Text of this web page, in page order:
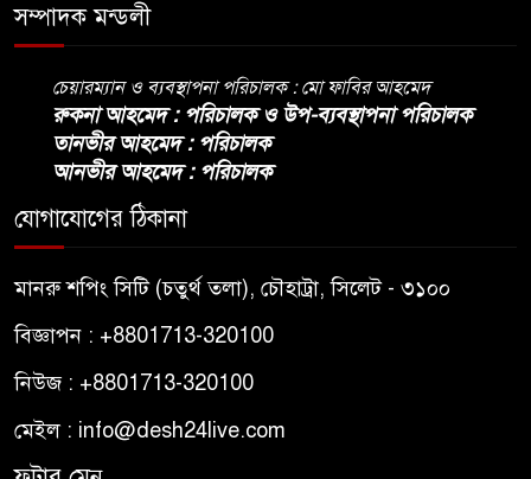
সম্পাদক মন্ডলী
চেয়ারম্যান ও ব্যবস্থাপনা পরিচালক : মো ফাবির আহমেদ
রুকনা আহমেদ : পরিচালক ও উপ-ব্যবস্থাপনা পরিচালক
তানভীর আহমেদ : পরিচালক
আনভীর আহমেদ : পরিচালক
যোগাযোগের ঠিকানা
মানরু শপিং সিটি (চতুর্থ তলা), চৌহাট্রা, সিলেট - ৩১০০
বিজ্ঞাপন : +8801713-320100
নিউজ : +8801713-320100
মেইল : info@desh24live.com